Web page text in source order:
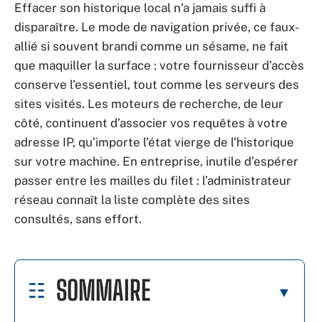
Effacer son historique local n’a jamais suffi à
disparaître. Le mode de navigation privée, ce faux-
allié si souvent brandi comme un sésame, ne fait
que maquiller la surface : votre fournisseur d’accès
conserve l’essentiel, tout comme les serveurs des
sites visités. Les moteurs de recherche, de leur
côté, continuent d’associer vos requêtes à votre
adresse IP, qu’importe l’état vierge de l’historique
sur votre machine. En entreprise, inutile d’espérer
passer entre les mailles du filet : l’administrateur
réseau connaît la liste complète des sites
consultés, sans effort.
SOMMAIRE